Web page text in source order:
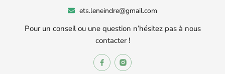
ets.leneindre@gmail.com
Pour un conseil ou une question n’hésitez pas à nous
contacter !